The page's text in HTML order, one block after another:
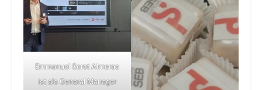
Emmanuel Serot Almeras
ist als General Manager